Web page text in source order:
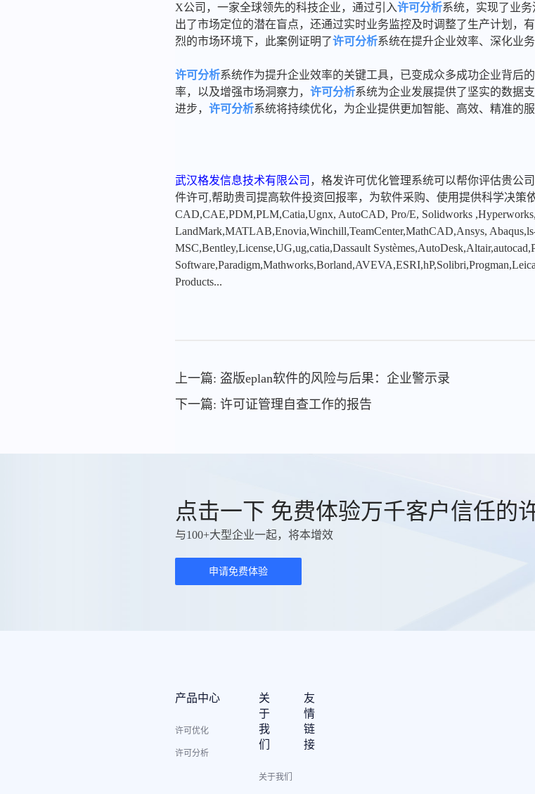
X公司，一家全球领先的科技企业，通过引入许可分析系统，实现了业
出了市场定位的潜在盲点，还通过实时业务监控及时调整了生产计划，
烈的市场环境下，此案例证明了许可分析系统在提升企业效率、深化业
许可分析系统作为提升企业效率的关键工具，已变成众多成功企业背后
率，以及增强市场洞察力， 许可分析系统为企业发展提供了坚实的数据
进步， 许可分析系统将持续优化，为企业提供更加智能、高效、精准的
武汉格发信息技术有限公司 ，格发许可优化管理系统可以帮你评估贵公
件许可,帮助贵司提高软件投资回报率，为软件采购、使用提供科学决策
CAD,CAE,PDM,PLM,Catia,Ugnx, AutoCAD, Pro/E, Solidworks
LandMark,MATLAB,Enovia,Winchill,TeamCenter,MathCAD,Ansys,
MSC,Bentley,License,UG,ug,catia,Dassault
Products...
上一篇: 盗版eplan软件的风险与后果：企业警示录
下一篇: 许可证管理自查工作的报告
点击一下 免费体验万千客户信任的
与100+大型企业一起，将本增效
申请免费体验
产品中心
许可优化
许可分析
关
于
我
们
关于我们
友
情
链
接